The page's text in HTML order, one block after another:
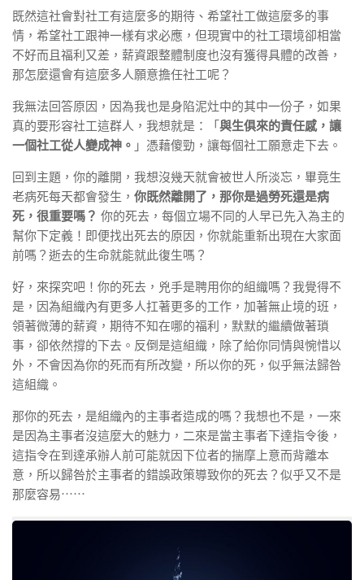
既然這社會對社工有這麼多的期待、希望社工做這麼多的事
情，希望社工跟神一樣有求必應，但現實中的社工環境卻相當
不好而且福利又差，薪資跟整體制度也沒有獲得具體的改善，
那怎麼還會有這麼多人願意擔任社工呢？
我無法回答原因，因為我也是身陷泥灶中的其中一份子，如果
真的要形容社工這群人，我想就是：「 與生俱來的責任感，讓
一個社工從人變成神。 」憑藉傻勁，讓每個社工願意走下去。
回到主題，你的離開，我想沒幾天就會被世人所淡忘，畢竟生
老病死每天都會發生， 你既然離開了，那你是過勞死還是病
死，很重要嗎？ 你的死去，每個立場不同的人早已先入為主的
幫你下定義！即便找出死去的原因，你就能重新出現在大家面
前嗎？逝去的生命就能就此復生嗎？
好，來探究吧！你的死去，兇手是聘用你的組織嗎？我覺得不
是，因為組織內有更多人扛著更多的工作，加著無止境的班，
領著微薄的薪資，期待不知在哪的福利，默默的繼續做著瑣
事，卻依然撐的下去。反倒是這組織，除了給你同情與惋惜以
外，不會因為你的死而有所改變，所以你的死，似乎無法歸咎
這組織。
那你的死去，是組織內的主事者造成的嗎？我想也不是，一來
是因為主事者沒這麼大的魅力，二來是當主事者下達指令後，
這指令在到達承辦人前可能就因下位者的揣摩上意而背離本
意，所以歸咎於主事者的錯誤政策導致你的死去？似乎又不是
那麼容易⋯⋯